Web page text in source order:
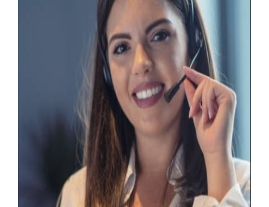
صبابين قهوة جدة
قهوجي في جدة
صبابات قهوه جدة
قهوجيين وصبابين جدة
قهوجيات في جدة
قهوجي في جده
صبابين
مباشرين قهوة
صبابين قهوه
قهوجي وصبابين قهوة
مباشرين قهوه
صباب قهوجي قهوة